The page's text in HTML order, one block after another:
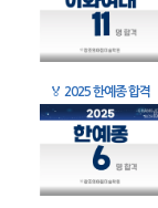
🏅 2025 한예종 합격